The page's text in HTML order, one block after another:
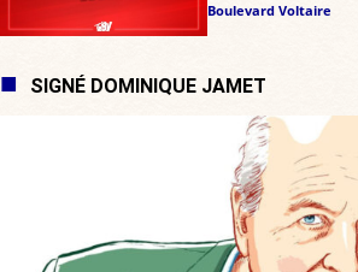
Boulevard Voltaire
SIGNÉ DOMINIQUE JAMET